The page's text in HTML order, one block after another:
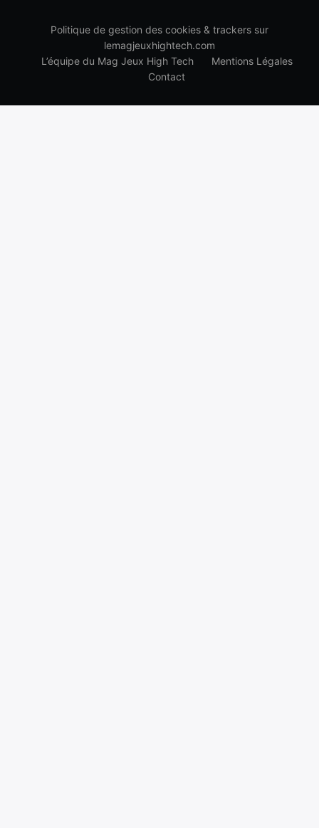
Politique de gestion des cookies & trackers sur
lemagjeuxhightech.com
L’équipe du Mag Jeux High Tech
Mentions Légales
Contact